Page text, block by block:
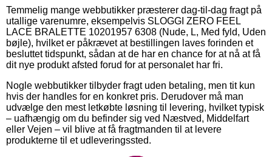
Temmelig mange webbutikker præsterer dag-til-dag fragt på
utallige varenumre, eksempelvis SLOGGI ZERO FEEL
LACE BRALETTE 10201957 6308 (Nude, L, Med fyld, Uden
bøjle), hvilket er påkrævet at bestillingen laves forinden et
besluttet tidspunkt, sådan at de har en chance for at nå at få
dit nye produkt afsted forud for at personalet har fri.
Nogle webbutikker tilbyder fragt uden betaling, men tit kun
hvis der handles for en konkret pris. Derudover må man
udvælge den mest letkøbte løsning til levering, hvilket typisk
– uafhængig om du befinder sig ved Næstved, Middelfart
eller Vejen – vil blive at få fragtmanden til at levere
produkterne til et udleveringssted.